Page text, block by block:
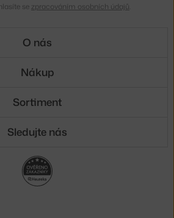
se zpracováním osobních údajů
O nás
Nákup
Sortiment
Sledujte nás